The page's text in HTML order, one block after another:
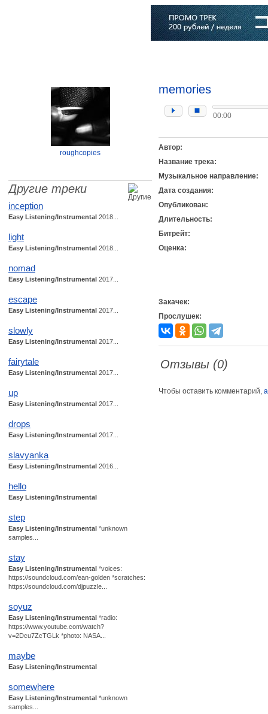
roughcopies
Другие треки
inception
Easy Listening/Instrumental 2018...
light
Easy Listening/Instrumental 2018...
nomad
Easy Listening/Instrumental 2017...
escape
Easy Listening/Instrumental 2017...
slowly
Easy Listening/Instrumental 2017...
fairytale
Easy Listening/Instrumental 2017...
up
Easy Listening/Instrumental 2017...
drops
Easy Listening/Instrumental 2017...
slavyanka
Easy Listening/Instrumental 2016...
hello
Easy Listening/Instrumental
step
Easy Listening/Instrumental *unknown
samples...
stay
Easy Listening/Instrumental *voices:
https://soundcloud.com/ean-golden *scratches:
https://soundcloud.com/djpuzzle...
soyuz
Easy Listening/Instrumental *radio:
https://www.youtube.com/watch?
v=2Dcu7ZcTGLk *photo: NASA...
maybe
Easy Listening/Instrumental
somewhere
Easy Listening/Instrumental *unknown
samples...
memories
00:00
Автор:
Название трека:
Музыкальное направление:
Дата создания:
Опубликован:
Длительность:
Битрейт:
Оценка:
Закачек:
Прослушек:
Отзывы (0)
Чтобы оставить комментарий,